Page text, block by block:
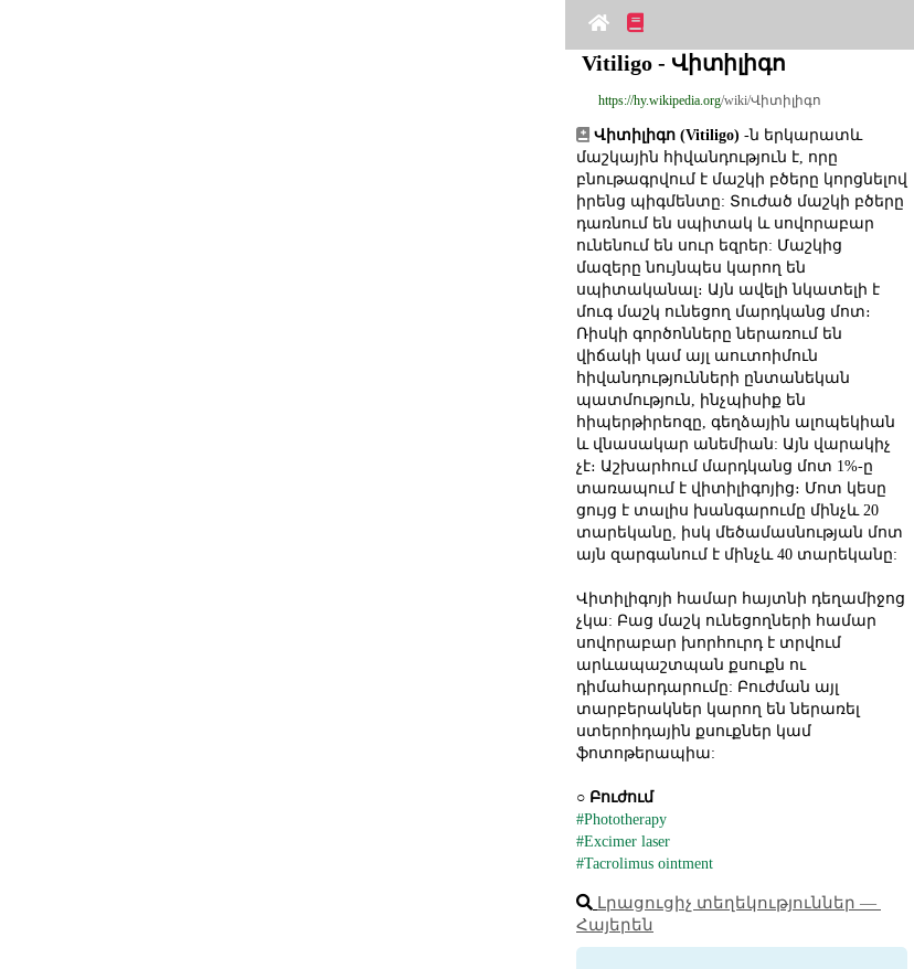
Vitiligo - Վիտիլիգո
https://hy.wikipedia.org/wiki/Վիտիլիգո
Վիտիլիգո (Vitiligo) -ն երկարատև
մաշկային հիվանդություն է, որը
բնութագրվում է մաշկի բծերը կորցնելով
իրենց պիգմենտը: Տուժած մաշկի բծերը
դառնում են սպիտակ և սովորաբար
ունենում են սուր եզրեր: Մաշկից
մազերը նույնպես կարող են
սպիտականալ։ Այն ավելի նկատելի է
մուգ մաշկ ունեցող մարդկանց մոտ։
Ռիսկի գործոնները ներառում են
վիճակի կամ այլ աուտոիմուն
հիվանդությունների ընտանեկան
պատմություն, ինչպիսիք են
հիպերթիրեոզը, գեղձային ալոպեկիան
և վնասակար անեմիան: Այն վարակիչ
չէ։ Աշխարհում մարդկանց մոտ 1%-ը
տառապում է վիտիլիգոյից։ Մոտ կեսը
ցույց է տալիս խանգարումը մինչև 20
տարեկանը, իսկ մեծամասնության մոտ
այն զարգանում է մինչև 40 տարեկանը:
Վիտիլիգոյի համար հայտնի դեղամիջոց
չկա: Բաց մաշկ ունեցողների համար
սովորաբար խորհուրդ է տրվում
արևապաշտպան քսուքն ու
դիմահարդարումը: Բուժման այլ
տարբերակներ կարող են ներառել
ստերոիդային քսուքներ կամ
ֆոտոթերապիա:
○ Բուժում
#Phototherapy
#Excimer laser
#Tacrolimus ointment
Լրացուցիչ տեղեկություններ ―
Հայերեն